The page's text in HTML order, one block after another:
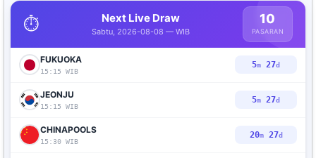
⏱️ Next Live Draw
Sabtu, 2026-08-08 — WIB
10
PASARAN
FUKUOKA
15:15 WIB
5m 25d
JEONJU
15:15 WIB
5m 25d
CHINAPOOLS
15:30 WIB
20m25d